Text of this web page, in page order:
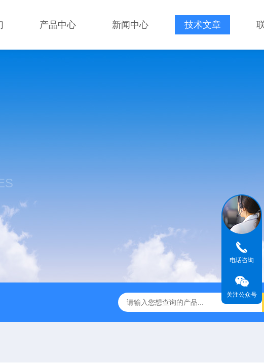
产品中心 新闻中心 技术文章
2水浴全温振荡器 THZ-82A气浴恒温振荡器价格 GW-1102双层
电话咨询
关注公众号